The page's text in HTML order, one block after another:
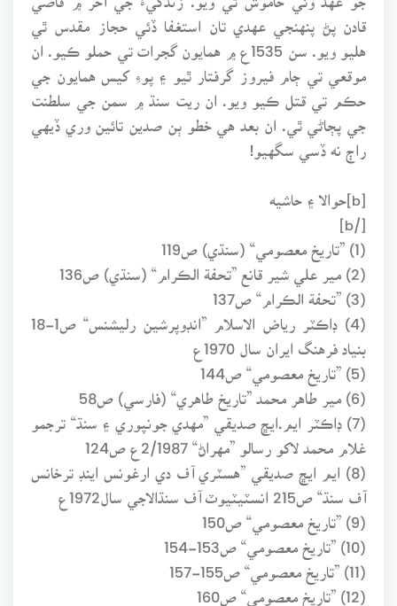
قادن پڻ پنهنجي عهدي تان استغفا ڏئي حجاز مقدس ٿي
هليو ويو. سن 1535ع ۾ همايون گجرات تي حملو ڪيو. ان
موقعي تي ڄام فيروز گرفتار ٿيو ۽ پوءِ کيس همايون جي
حڪم تي قتل ڪيو ويو. ان ريت سنڌ ۾ سمن جي سلطنت
جي پڄاڻي ٿي. ان بعد هي خطو ٻن صدين تائين وري ڏيهي
راڄ نه ڏسي سگهيو!
[b]حوالا ۽ حاشيه
[/b]
(1) ”تاريخ معصومي“ (سنڌي) ص119
(2) مير علي شير قانع ”تحفة الڪرام“ (سنڌي) ص136
(3) ”تحفة الڪرام“ ص137
(4) ڊاڪٽر رياض الاسلام ”انڊوپرشين رليشنس“ ص1-18
بنياد فرهنگ ايران سال 1970ع
(5) ”تاريخ معصومي“ ص144
(6) مير طاهر محمد ”تاريخ طاهري“ (فارسي) ص58
(7) ڊاڪٽر ايم.ايڇ صديقي ”مهدي جونپوري ۽ سنڌ“ ترجمو
غلام محمد لاکو رسالو ”مهراڻ“ 2/1987ع ص124
(8) ايم ايڇ صديقي ”هسٽري آف دي ارغونس اينڊ ترخانس
آف سنڌ“ ص215 انسٽيٽيوٽ آف سنڌالاجي سال1972ع
(9) ”تاريخ معصومي“ ص150
(10) ”تاريخ معصومي“ ص153-154
(11) ”تاريخ معصومي“ ص155-157
(12) ”تاريخ معصومي“ ص160